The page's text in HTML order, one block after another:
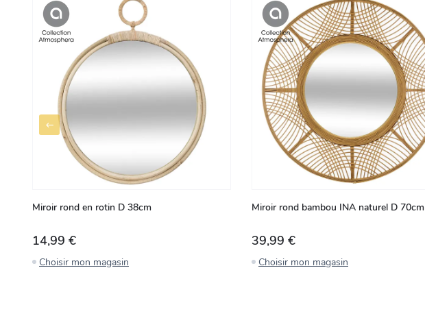
Miroir rond en rotin D 38cm
14,99 €
Choisir mon magasin
Miroir rond bambou INA naturel D 70cm
39,99 €
Choisir mon magasin